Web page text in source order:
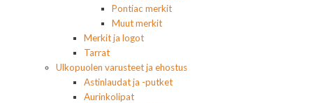
Pontiac merkit
Muut merkit
Merkit ja logot
Tarrat
Ulkopuolen varusteet ja ehostus
Astinlaudat ja -putket
Aurinkolipat